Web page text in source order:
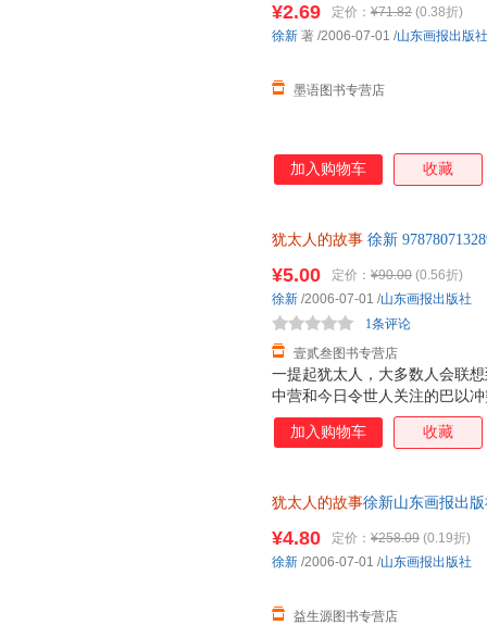
流散的历史，既有主动的迁徙
族、旧约《圣经》、创造了各
¥2.69 定价： ¥71.82 (0.38折)
墨语图书专营店
徐新 著 /2006-07-01 /山东画报出版社
加入购物车 收藏
犹太人的故事 徐新
一提起犹太人，大多数人会联
中营和今日令世人关注的巴以
彩?为什么犹太人会遭到希特勒
在以色列地建国?恐怕许多人
太人存在的基础。在数千年受
流散的历史，既有主动的迁徙
族、旧约《圣经》、创造了各
¥5.00 定价： ¥90.00 (0.56折)
壹贰叁图书专营店
1条评论
徐新 /2006-07-01 /山东画报出版社
加入购物车 收藏
犹太人的故事徐新山东画报出版
¥4.80 定价： ¥258.09 (0.19折)
益生源图书专营店
徐新 /2006-07-01 /山东画报出版社